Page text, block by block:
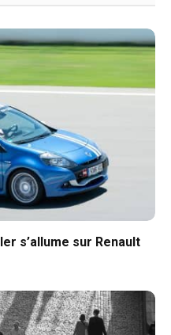
s’allume sur Renault